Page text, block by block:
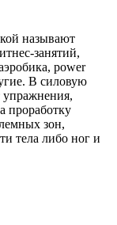
называют
занятий,
power
В силовую
упражнения,
проработку
зон,
тела либо ног и